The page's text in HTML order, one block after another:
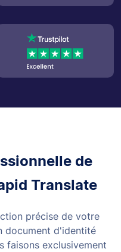
de
Translate
précise de votre
document d'identité
faisons exclusivement